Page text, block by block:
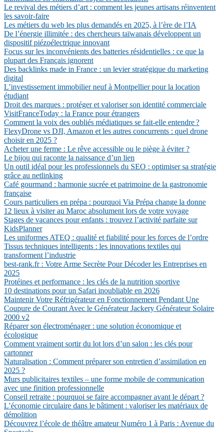
Le revival des métiers d’art : comment les jeunes artisans réinventent
les savoir-faire
Les métiers du web les plus demandés en 2025, à l’ère de l’IA
De l’énergie illimitée : des chercheurs taïwanais développent un
dispositif piézoélectrique innovant
Focus sur les inconvénients des batteries résidentielles : ce que la
plupart des Français ignorent
Des backlinks made in France : un levier stratégique du marketing
digital
L’investissement immobilier neuf à Montpellier pour la location
étudiant
Droit des marques : protéger et valoriser son identité commerciale
VisitFranceToday : la France pour étrangers
Comment la voix des oubliés médiatiques se fait-elle entendre ?
FlexyDrone vs DJI, Amazon et les autres concurrents : quel drone
choisir en 2025 ?
Acheter une ferme : Le rêve accessible ou le piège à éviter ?
Le bijou qui raconte la naissance d’un lien
Un outil idéal pour les professionnels du SEO : optimiser sa stratégie
grâce au netlinking
Café gourmand : harmonie sucrée et patrimoine de la gastronomie
française
Cours particuliers en prépa : pourquoi Via Prépa change la donne
12 lieux à visiter au Maroc absolument lors de votre voyage
Stages de vacances pour enfants : trouvez l’activité parfaite sur
KidsPlanner
Les uniformes ATEQ : qualité et fiabilité pour les forces de l’ordre
Tissus techniques intelligents : les innovations textiles qui
transforment l’industrie
best-rank.fr : Votre Arme Secrète Pour Décoder les Entreprises en
2025
Protéines et performance : les clés de la nutrition sportive
10 destinations pour un Safari inoubliable en 2026
Maintenir Votre Réfrigérateur en Fonctionnement Pendant Une
Coupure de Courant Avec le Générateur Jackery Générateur Solaire
2000 v2
Réparer son électroménager : une solution économique et
écologique
Comment vraiment sortir du lot lors d’un salon : les clés pour
cartonner
Naturalisation : Comment préparer son entretien d’assimilation en
2025 ?
Murs publicitaires textiles – une forme mobile de communication
avec une finition professionnelle
Conseil retraite : pourquoi se faire accompagner avant le départ ?
L’économie circulaire dans le bâtiment : valoriser les matériaux de
démolition
Découvrez l’école de théâtre amateur Numéro 1 à Paris : Avenue du